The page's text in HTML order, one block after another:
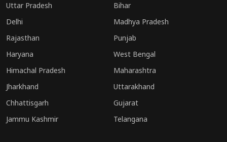
Uttar Pradesh
Bihar
Delhi
Madhya Pradesh
Rajasthan
Punjab
Haryana
West Bengal
Himachal Pradesh
Maharashtra
Jharkhand
Uttarakhand
Chhattisgarh
Gujarat
Jammu Kashmir
Telangana